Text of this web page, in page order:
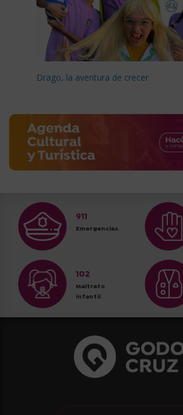
Drago, la aventura de crecer
911
Emergencias
102
Maltrato
infantil